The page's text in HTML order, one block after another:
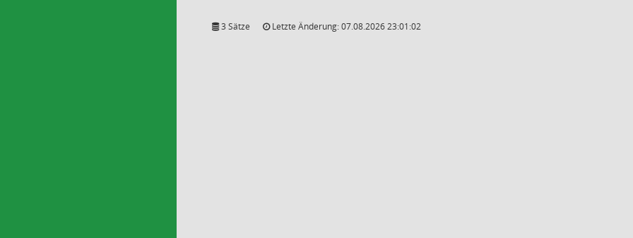
3 Sätze Letzte Änderung: 07.08.2026 23:01:02